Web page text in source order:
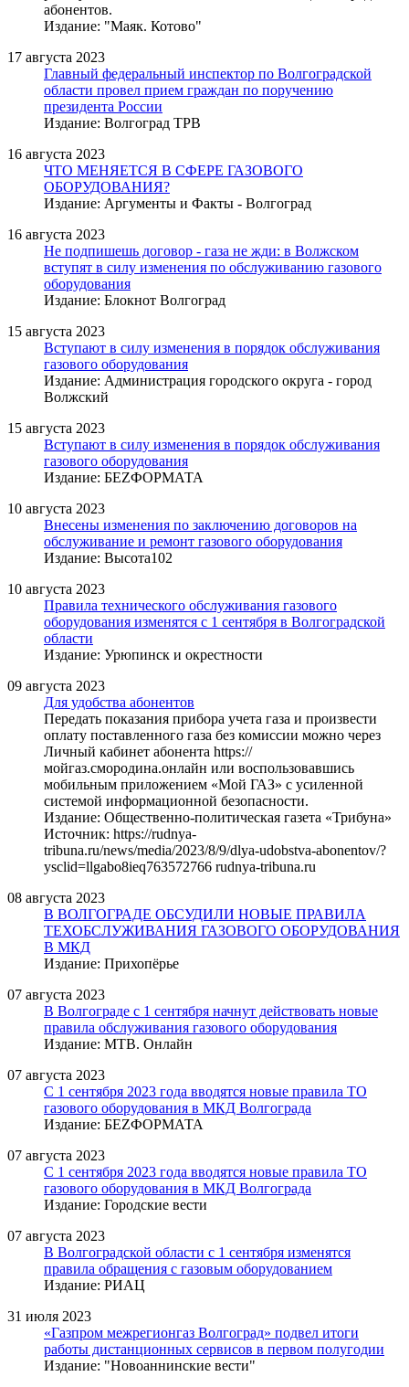
абонентов.
Издание: "Маяк. Котово"
17 августа 2023
Главный федеральный инспектор по Волгоградской
области провел прием граждан по поручению
президента России
Издание: Волгоград ТРВ
16 августа 2023
ЧТО МЕНЯЕТСЯ В СФЕРЕ ГАЗОВОГО
ОБОРУДОВАНИЯ?
Издание: Аргументы и Факты - Волгоград
16 августа 2023
Не подпишешь договор - газа не жди: в Волжском
вступят в силу изменения по обслуживанию газового
оборудования
Издание: Блокнот Волгоград
15 августа 2023
Вступают в силу изменения в порядок обслуживания
газового оборудования
Издание: Администрация городского округа - город
Волжский
15 августа 2023
Вступают в силу изменения в порядок обслуживания
газового оборудования
Издание: БЕZФОРМАТА
10 августа 2023
Внесены изменения по заключению договоров на
обслуживание и ремонт газового оборудования
Издание: Высота102
10 августа 2023
Правила технического обслуживания газового
оборудования изменятся с 1 сентября в Волгоградской
области
Издание: Урюпинск и окрестности
09 августа 2023
Для удобства абонентов
Передать показания прибора учета газа и произвести
оплату поставленного газа без комиссии можно через
Личный кабинет абонента https://
мойгаз.смородина.онлайн или воспользовавшись
мобильным приложением «Мой ГАЗ» с усиленной
системой информационной безопасности.
Издание: Общественно-политическая газета «Трибуна»
Источник: https://rudnya-
tribuna.ru/news/media/2023/8/9/dlya-udobstva-abonentov/?
ysclid=llgabo8ieq763572766 rudnya-tribuna.ru
08 августа 2023
В ВОЛГОГРАДЕ ОБСУДИЛИ НОВЫЕ ПРАВИЛА
ТЕХОБСЛУЖИВАНИЯ ГАЗОВОГО ОБОРУДОВАНИЯ
В МКД
Издание: Прихопёрье
07 августа 2023
В Волгограде с 1 сентября начнут действовать новые
правила обслуживания газового оборудования
Издание: МТВ. Онлайн
07 августа 2023
С 1 сентября 2023 года вводятся новые правила ТО
газового оборудования в МКД Волгограда
Издание: БЕZФОРМАТА
07 августа 2023
С 1 сентября 2023 года вводятся новые правила ТО
газового оборудования в МКД Волгограда
Издание: Городские вести
07 августа 2023
В Волгоградской области с 1 сентября изменятся
правила обращения с газовым оборудованием
Издание: РИАЦ
31 июля 2023
«Газпром межрегионгаз Волгоград» подвел итоги
работы дистанционных сервисов в первом полугодии
Издание: "Новоаннинские вести"